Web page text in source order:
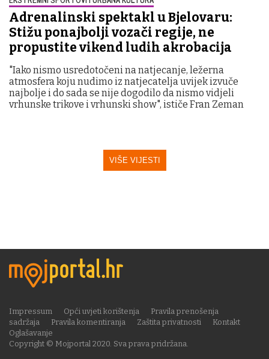
Adrenalinski spektakl u Bjelovaru:
Stižu ponajbolji vozači regije, ne
propustite vikend ludih akrobacija
"Iako nismo usredotočeni na natjecanje, ležerna
atmosfera koju nudimo iz natjecatelja uvijek izvuče
najbolje i do sada se nije dogodilo da nismo vidjeli
vrhunske trikove i vrhunski show", ističe Fran Zeman
VIŠE VIJESTI
Copyright © Mojportal 2020. Sva prava pridržana.
Impressum Opći uvjeti korištenja
Pravila prenošenja
sadržaja
Pravila komentiranja Zaštita privatnosti
Kontakt
Oglašavanje